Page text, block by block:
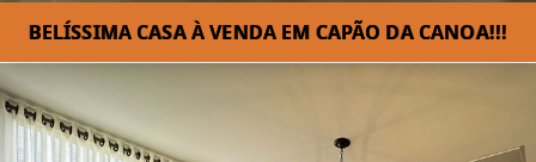
BELÍSSIMA CASA À VENDA EM CAPÃO DA CANOA!⁣!!